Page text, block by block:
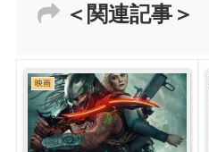
＜関連記事＞
映画